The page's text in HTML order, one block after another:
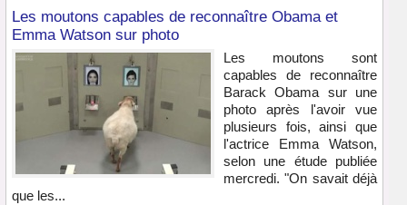
Les moutons capables de reconnaître Obama et
Emma Watson sur photo
Les moutons sont
capables de reconnaître
Barack Obama sur une
photo après l'avoir vue
plusieurs fois, ainsi que
l'actrice Emma Watson,
selon une étude publiée
mercredi. "On savait déjà
que les...